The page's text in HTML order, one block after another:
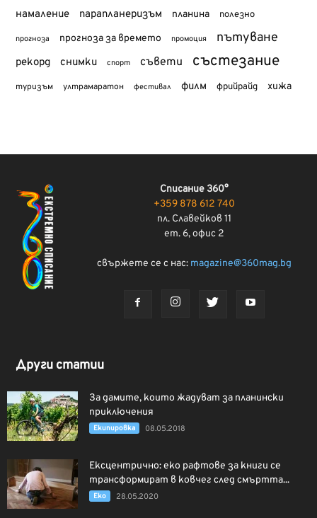
намаление парапланеризъм планина полезно
прогноза прогноза за времето промоция пътуване
рекорд снимки спорт съвети състезание
туризъм ултрамаратон фестивал филм фрийрайд хижа
Списание 360°
+359 878 612 740
пл. Славейков 11
ет. 6, офис 2
свържете се с нас: magazine@360mag.bg
Други статии
За дамите, които жадуват за планински
приключения
Екипировка 08.05.2018
Ексцентрично: еко рафтове за книги се
трансформират в ковчег след смъртта...
Еко 28.05.2020